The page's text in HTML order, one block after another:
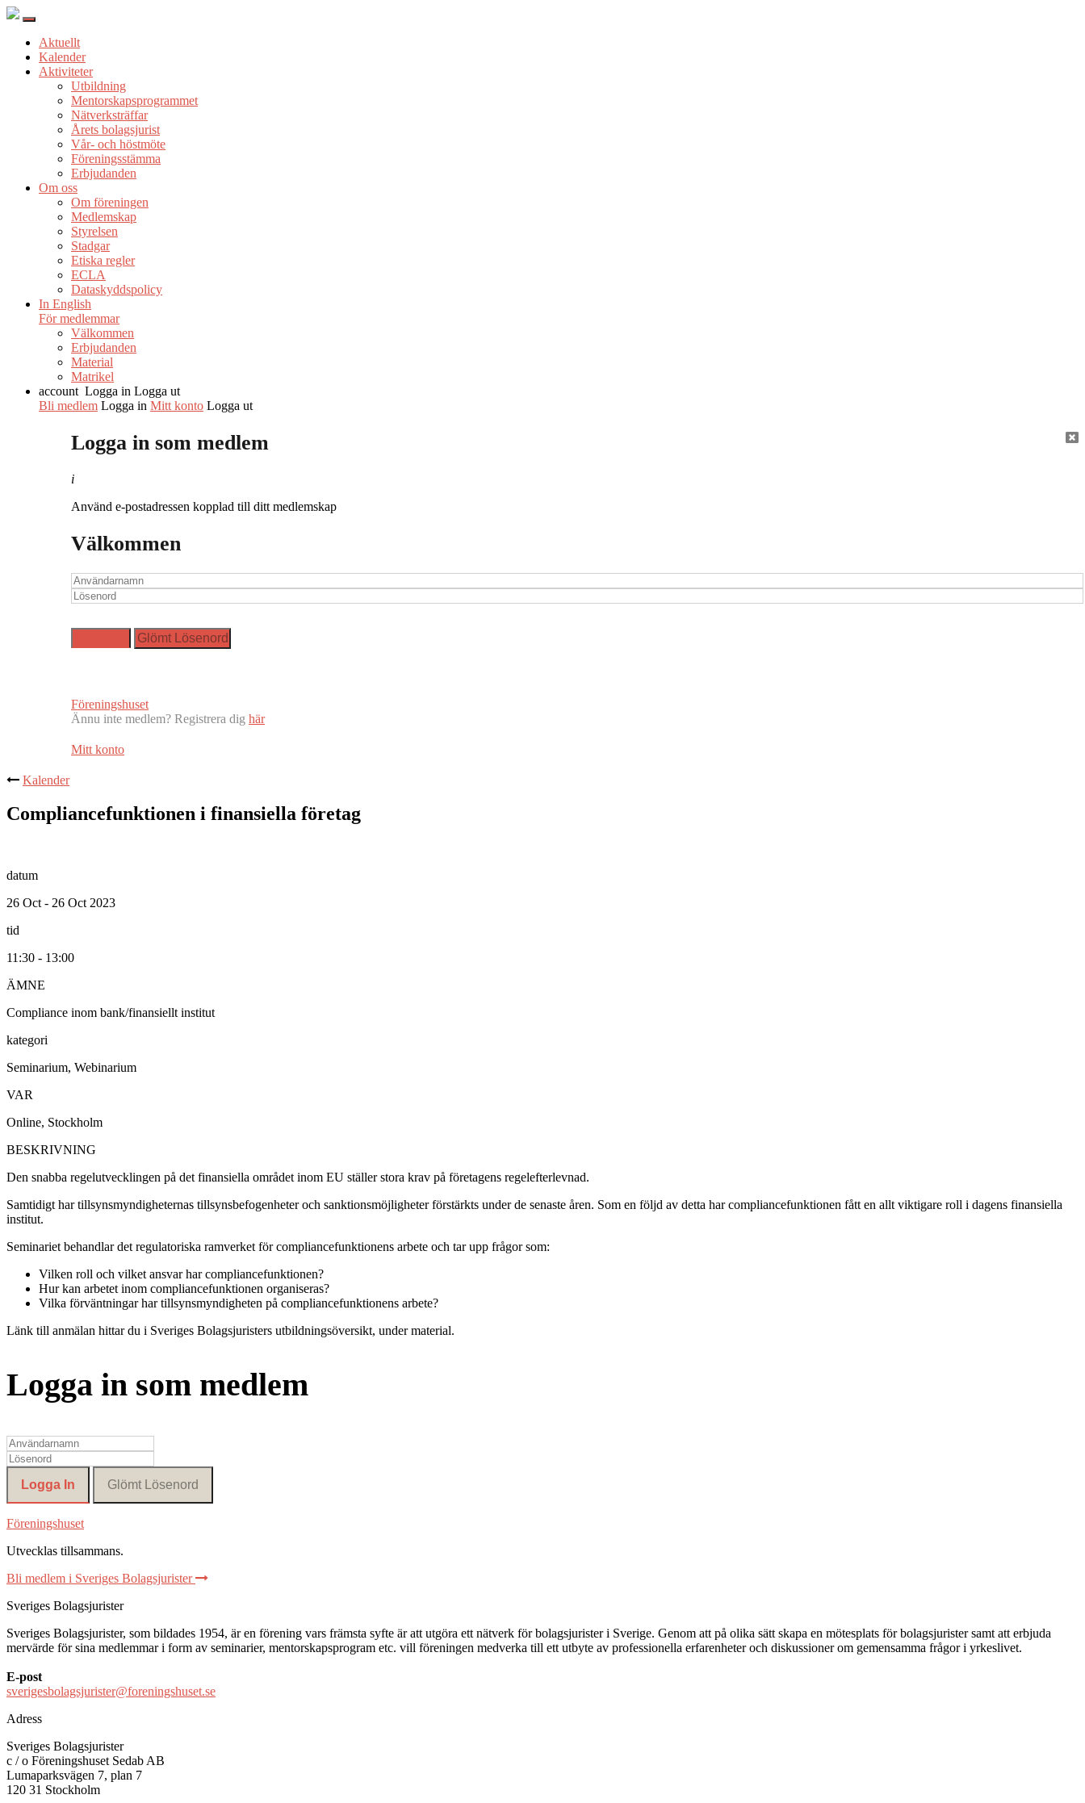
Aktuellt
Kalender
Aktiviteter
Utbildning
Mentorskapsprogrammet
Nätverksträffar
Årets bolagsjurist
Vår- och höstmöte
Föreningsstämma
Erbjudanden
Om oss
Om föreningen
Medlemskap
Styrelsen
Stadgar
Etiska regler
ECLA
Dataskyddspolicy
In English
För medlemmar
Välkommen
Erbjudanden
Material
Matrikel
account Logga in Logga ut
Bli medlem Logga in Mitt konto Logga ut
Logga in som medlem
i
Använd e-postadressen kopplad till ditt medlemskap
Välkommen
Föreningshuset
Ännu inte medlem? Registrera dig här
Mitt konto
Kalender
Compliancefunktionen i finansiella företag
datum
26 Oct - 26 Oct 2023
tid
11:30 - 13:00
ÄMNE
Compliance inom bank/finansiellt institut
kategori
Seminarium, Webinarium
VAR
Online, Stockholm
BESKRIVNING
Den snabba regelutvecklingen på det finansiella området inom EU ställer stora krav på företagens regelefterlevnad.
Samtidigt har tillsynsmyndigheternas tillsynsbefogenheter och sanktionsmöjligheter förstärkts under de senaste åren. Som en följd av detta har compliancefunktionen fått en allt viktigare roll i dagens finansiella
institut.
Seminariet behandlar det regulatoriska ramverket för compliancefunktionens arbete och tar upp frågor som:
Vilken roll och vilket ansvar har compliancefunktionen?
Hur kan arbetet inom compliancefunktionen organiseras?
Vilka förväntningar har tillsynsmyndigheten på compliancefunktionens arbete?
Länk till anmälan hittar du i Sveriges Bolagsjuristers utbildningsöversikt, under material.
Logga in som medlem
Föreningshuset
Utvecklas tillsammans.
Bli medlem i Sveriges Bolagsjurister
Sveriges Bolagsjurister
Sveriges Bolagsjurister, som bildades 1954, är en förening vars främsta syfte är att utgöra ett nätverk för bolagsjurister i Sverige. Genom att på olika sätt skapa en mötesplats för bolagsjurister samt att erbjuda
mervärde för sina medlemmar i form av seminarier, mentorskapsprogram etc. vill föreningen medverka till ett utbyte av professionella erfarenheter och diskussioner om gemensamma frågor i yrkeslivet.
E-post
sverigesbolagsjurister@foreningshuset.se
Adress
Sveriges Bolagsjurister
c / o Föreningshuset Sedab AB
Lumaparksvägen 7, plan 7
120 31 Stockholm